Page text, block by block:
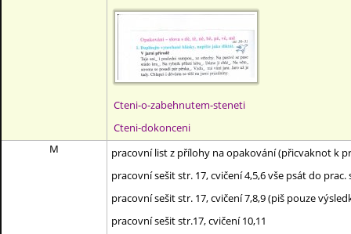
Cteni-o-zabehnutem-steneti
Cteni-dokonceni
M
pracovní list z přílohy na opakování (přicvaknot k
pracovní sešit str. 17, cvičení 4,5,6 vše psát do prac.
pracovní sešit str. 17, cvičení 7,8,9 (piš pouze
pracovní sešit str.17, cvičení 10,11